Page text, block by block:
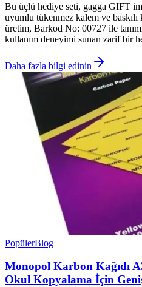
Bu üçlü hediye seti, gagga GIFT
uyumlu tükenmez kalem ve
üretim, Barkod No: 00727 ile
kullanım deneyimi sunan zarif bir
Daha fazla bilgi edinin
PopülerBlog
Monopol Karbon Kağıdı
Okul Kopyalama İçin